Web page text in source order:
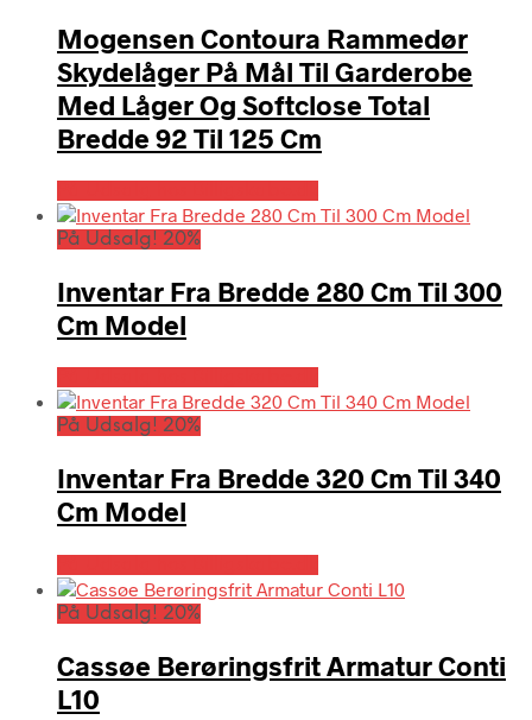
Mogensen Contoura Rammedør
Skydelåger På Mål Til Garderobe
Med Låger Og Softclose Total
Bredde 92 Til 125 Cm
På Udsalg! 20%
Inventar Fra Bredde 280 Cm Til 300
Cm Model
På Udsalg! 20%
Inventar Fra Bredde 320 Cm Til 340
Cm Model
På Udsalg! 20%
Cassøe Berøringsfrit Armatur Conti
L10